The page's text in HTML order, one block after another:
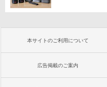
本サイトのご利用について
広告掲載のご案内